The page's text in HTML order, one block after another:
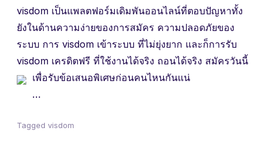
visdom เป็นแพลตฟอร์มเดิมพันออนไลน์ที่ตอบปัญหาทั้ง
ยังในด้านความง่ายของการสมัคร ความปลอดภัยของ
ระบบ การ visdom เข้าระบบ ที่ไม่ยุ่งยาก และก็การรับ
visdom เครดิตฟรี ที่ใช้งานได้จริง ถอนได้จริง สมัครวันนี้
เพื่อรับข้อเสนอพิเศษก่อนคนไหนกันแน่
…
Tagged visdom